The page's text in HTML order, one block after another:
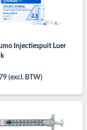
Injectiespuit Luer
(excl. BTW)